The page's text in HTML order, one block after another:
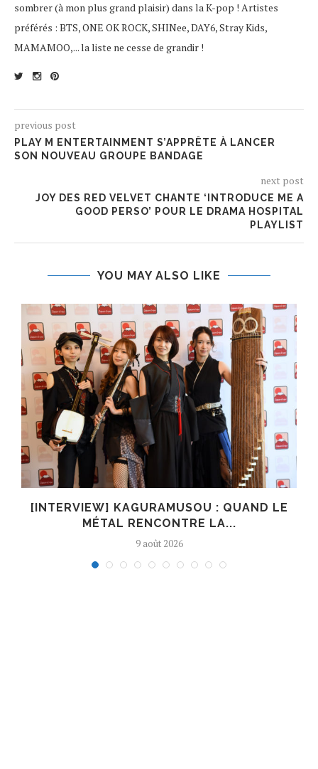
sombrer (à mon plus grand plaisir) dans la K-pop ! Artistes
préférés : BTS, ONE OK ROCK, SHINee, DAY6, Stray Kids,
MAMAMOO,... la liste ne cesse de grandir !
previous post
PLAY M ENTERTAINMENT S’APPRÊTE À LANCER
SON NOUVEAU GROUPE BANDAGE
next post
JOY DES RED VELVET CHANTE ‘INTRODUCE ME A
GOOD PERSO’ POUR LE DRAMA HOSPITAL
PLAYLIST
YOU MAY ALSO LIKE
[INTERVIEW] KAGURAMUSOU : QUAND LE
MÉTAL RENCONTRE LA...
9 août 2026